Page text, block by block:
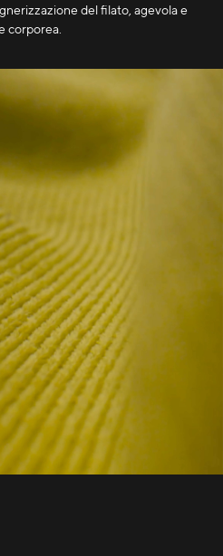
del filato, agevola e
corporea.